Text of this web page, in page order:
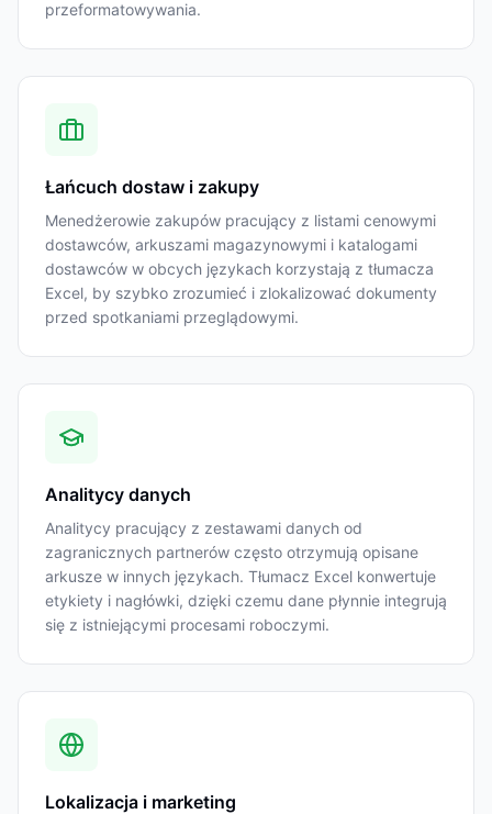
przeformatowywania.
Łańcuch dostaw i zakupy
Menedżerowie zakupów pracujący z listami cenowymi
dostawców, arkuszami magazynowymi i katalogami
dostawców w obcych językach korzystają z tłumacza
Excel, by szybko zrozumieć i zlokalizować dokumenty
przed spotkaniami przeglądowymi.
Analitycy danych
Analitycy pracujący z zestawami danych od
zagranicznych partnerów często otrzymują opisane
arkusze w innych językach. Tłumacz Excel konwertuje
etykiety i nagłówki, dzięki czemu dane płynnie integrują
się z istniejącymi procesami roboczymi.
Lokalizacja i marketing